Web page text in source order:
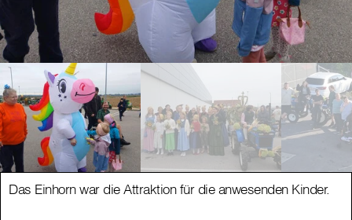
Das Einhorn war die Attraktion für die anwesenden Kinder.